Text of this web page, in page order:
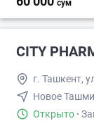
сум
CITY
г. Ташкент,
Новое Ташми
Открыто ·